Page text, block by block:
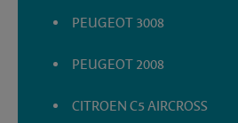
PEUGEOT 3008
PEUGEOT 2008
CITROEN C5 AIRCROSS